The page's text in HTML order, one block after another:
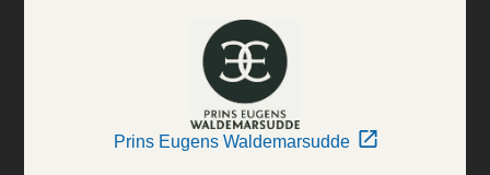
Prins Eugens Waldemarsudde